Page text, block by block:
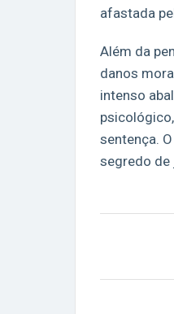
afastada
Além da
danos
intenso
sentença.
segredo de